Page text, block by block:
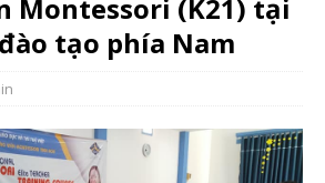
Montessori (K21) tại
tạo phía Nam